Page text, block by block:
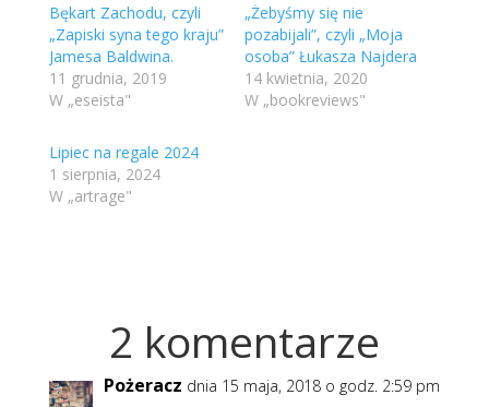
Bękart Zachodu, czyli
„Zapiski syna tego kraju”
Jamesa Baldwina.
11 grudnia, 2019
W „eseista"
„Żebyśmy się nie
pozabijali”, czyli „Moja
osoba” Łukasza Najdera
14 kwietnia, 2020
W „bookreviews"
Lipiec na regale 2024
1 sierpnia, 2024
W „artrage"
2 komentarze
Pożeracz dnia 15 maja, 2018 o godz. 2:59 pm